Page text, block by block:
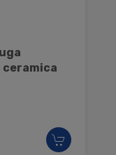
ceramica